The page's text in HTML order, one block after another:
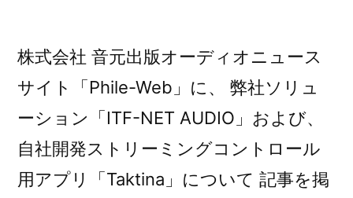
株式会社 音元出版オーディオニュース
サイト「Phile-Web」に、 弊社ソリュ
ーション「ITF-NET AUDIO」および、
自社開発ストリーミングコントロール
用アプリ「Taktina」について 記事を掲